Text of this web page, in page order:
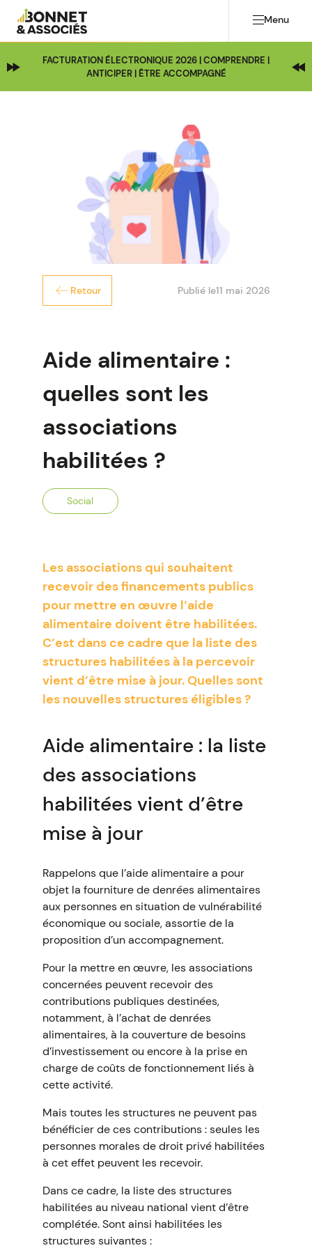
Menu
FACTURATION ÉLECTRONIQUE 2026 | COMPRENDRE |
ANTICIPER | ÊTRE ACCOMPAGNÉ
Retour Publié le11 mai 2026
Aide alimentaire :
quelles sont les
associations
habilitées ?
Social
Les associations qui souhaitent
recevoir des financements publics
pour mettre en œuvre l’aide
alimentaire doivent être habilitées.
C’est dans ce cadre que la liste des
structures habilitées à la percevoir
vient d’être mise à jour. Quelles sont
les nouvelles structures éligibles ?
Aide alimentaire : la liste
des associations
habilitées vient d’être
mise à jour
Rappelons que l’aide alimentaire a pour
objet la fourniture de denrées alimentaires
aux personnes en situation de vulnérabilité
économique ou sociale, assortie de la
proposition d’un accompagnement.
Pour la mettre en œuvre, les associations
concernées peuvent recevoir des
contributions publiques destinées,
notamment, à l’achat de denrées
alimentaires, à la couverture de besoins
d’investissement ou encore à la prise en
charge de coûts de fonctionnement liés à
cette activité.
Mais toutes les structures ne peuvent pas
bénéficier de ces contributions : seules les
personnes morales de droit privé habilitées
à cet effet peuvent les recevoir.
Dans ce cadre, la liste des structures
habilitées au niveau national vient d’être
complétée. Sont ainsi habilitées les
structures suivantes :